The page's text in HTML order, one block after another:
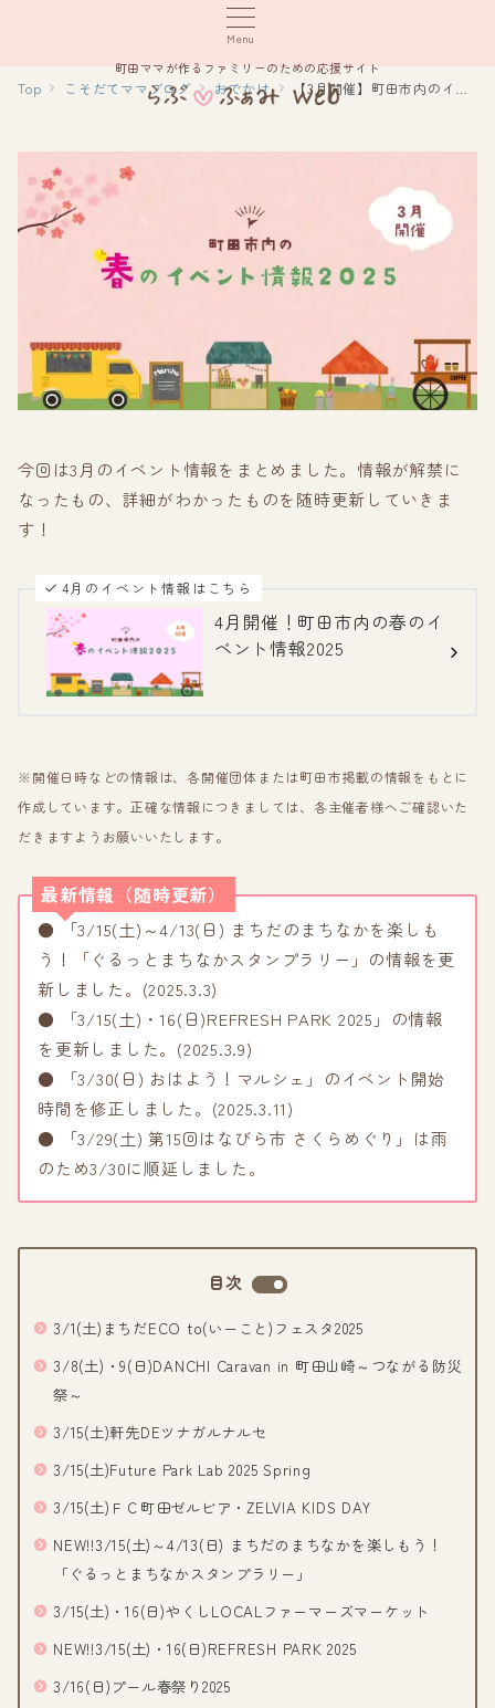
Menu
町田ママが作るファミリーのための応援サイト
Top こそだてママブログ おでかけ 【3月開催】町田市内のイベント情報2025
今回は3月のイベント情報をまとめました。情報が解禁に
なったもの、詳細がわかったものを随時更新していきま
す！
4月のイベント情報はこちら
4月開催！町田市内の春のイ
ベント情報2025
※開催日時などの情報は、各開催団体または町田市掲載の情報をもとに
作成しています。正確な情報につきましては、各主催者様へご確認いた
だきますようお願いいたします。
最新情報（随時更新）
● 「3/15(土)～4/13(日) まちだのまちなかを楽しも
う！「ぐるっとまちなかスタンプラリー」の情報を更
新しました。(2025.3.3)
● 「3/15(土)・16(日)REFRESH PARK 2025」の情報
を更新しました。(2025.3.9)
● 「3/30(日) おはよう！マルシェ」のイベント開始
時間を修正しました。(2025.3.11)
● 「3/29(土) 第15回はなびら市 さくらめぐり」は雨
のため3/30に順延しました。
目次
3/1(土)まちだECO to(いーこと)フェスタ2025
3/8(土)・9(日)DANCHI Caravan in 町田山崎～つながる防災
祭～
3/15(土)軒先DEツナガルナルセ
3/15(土)Future Park Lab 2025 Spring
3/15(土)ＦＣ町田ゼルビア・ZELVIA KIDS DAY
NEW!!3/15(土)～4/13(日) まちだのまちなかを楽しもう！
「ぐるっとまちなかスタンプラリー」
3/15(土)・16(日)やくしLOCALファーマーズマーケット
NEW!!3/15(土)・16(日)REFRESH PARK 2025
3/16(日)プール春祭り2025